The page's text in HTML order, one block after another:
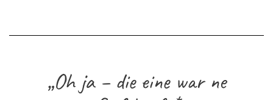
„Oh ja – die eine war ne